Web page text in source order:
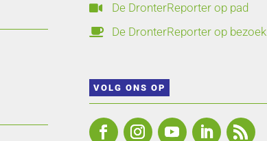
 De DronterReporter op pad
 De DronterReporter op bezoek
VOLG ONS OP